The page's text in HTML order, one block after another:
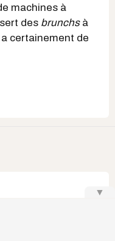
machines à
des brunchsà
certainement de
▼